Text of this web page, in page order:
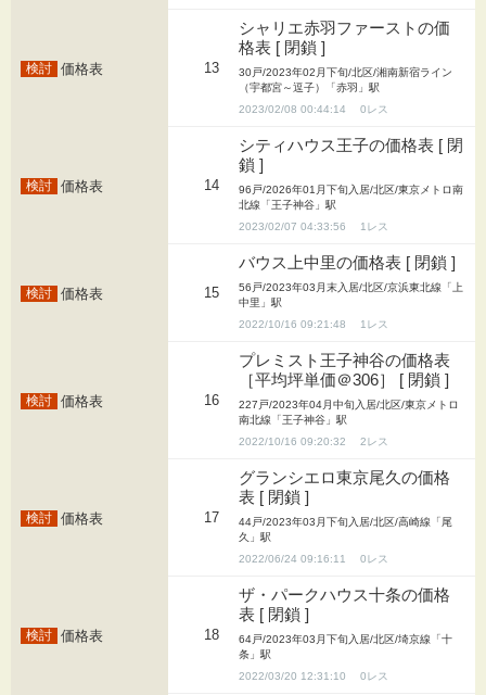
価格表 13
シャリエ赤羽ファーストの価
格表 [ 閉鎖 ]
30戸/2023年02月下旬/北区/湘南新宿ライン
（宇都宮～逗子）「赤羽」駅
2023/02/08 00:44:14
0
価格表 14
シティハウス王子の価格表 [ 閉
鎖 ]
96戸/2026年01月下旬入居/北区/東京メトロ南
北線「王子神谷」駅
2023/02/07 04:33:56
1
価格表 15
バウス上中里の価格表 [ 閉鎖 ]
56戸/2023年03月末入居/北区/京浜東北線「上
中里」駅
2022/10/16 09:21:48
1
価格表 16
プレミスト王子神谷の価格表
［平均坪単価＠306］ [ 閉鎖 ]
227戸/2023年04月中旬入居/北区/東京メトロ
南北線「王子神谷」駅
2022/10/16 09:20:32
2
価格表 17
グランシエロ東京尾久の価格
表 [ 閉鎖 ]
44戸/2023年03月下旬入居/北区/高崎線「尾
久」駅
2022/06/24 09:16:11
0
価格表 18
ザ・パークハウス十条の価格
表 [ 閉鎖 ]
64戸/2023年03月下旬入居/北区/埼京線「十
条」駅
2022/03/20 12:31:10
0